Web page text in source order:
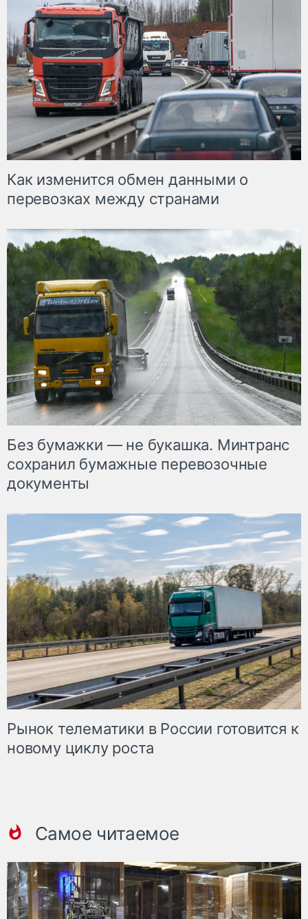
Как изменится обмен данными о
перевозках между странами
Без бумажки — не букашка. Минтранс
сохранил бумажные перевозочные
документы
Рынок телематики в России готовится к
новому циклу роста
Самое читаемое